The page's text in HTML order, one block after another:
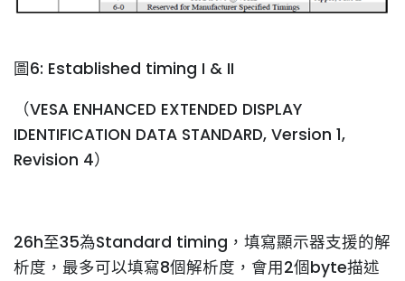
圖6: Established timing I & II
（VESA ENHANCED EXTENDED DISPLAY
IDENTIFICATION DATA STANDARD, Version 1,
Revision 4）
26h至35為Standard timing，填寫顯示器支援的解
析度，最多可以填寫8個解析度，會用2個byte描述